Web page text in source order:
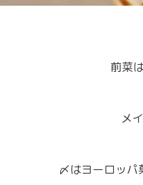
前菜
メ
〆はヨーロッパ